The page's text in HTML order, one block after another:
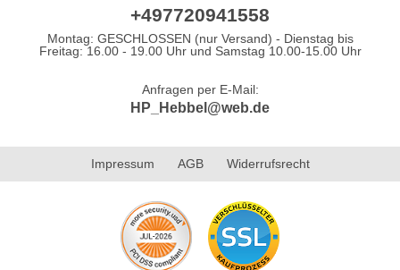
+497720941558
Montag: GESCHLOSSEN (nur Versand) - Dienstag bis
Freitag: 16.00 - 19.00 Uhr und Samstag 10.00-15.00 Uhr
Anfragen per E-Mail:
HP_Hebbel@web.de
Impressum AGB Widerrufsrecht